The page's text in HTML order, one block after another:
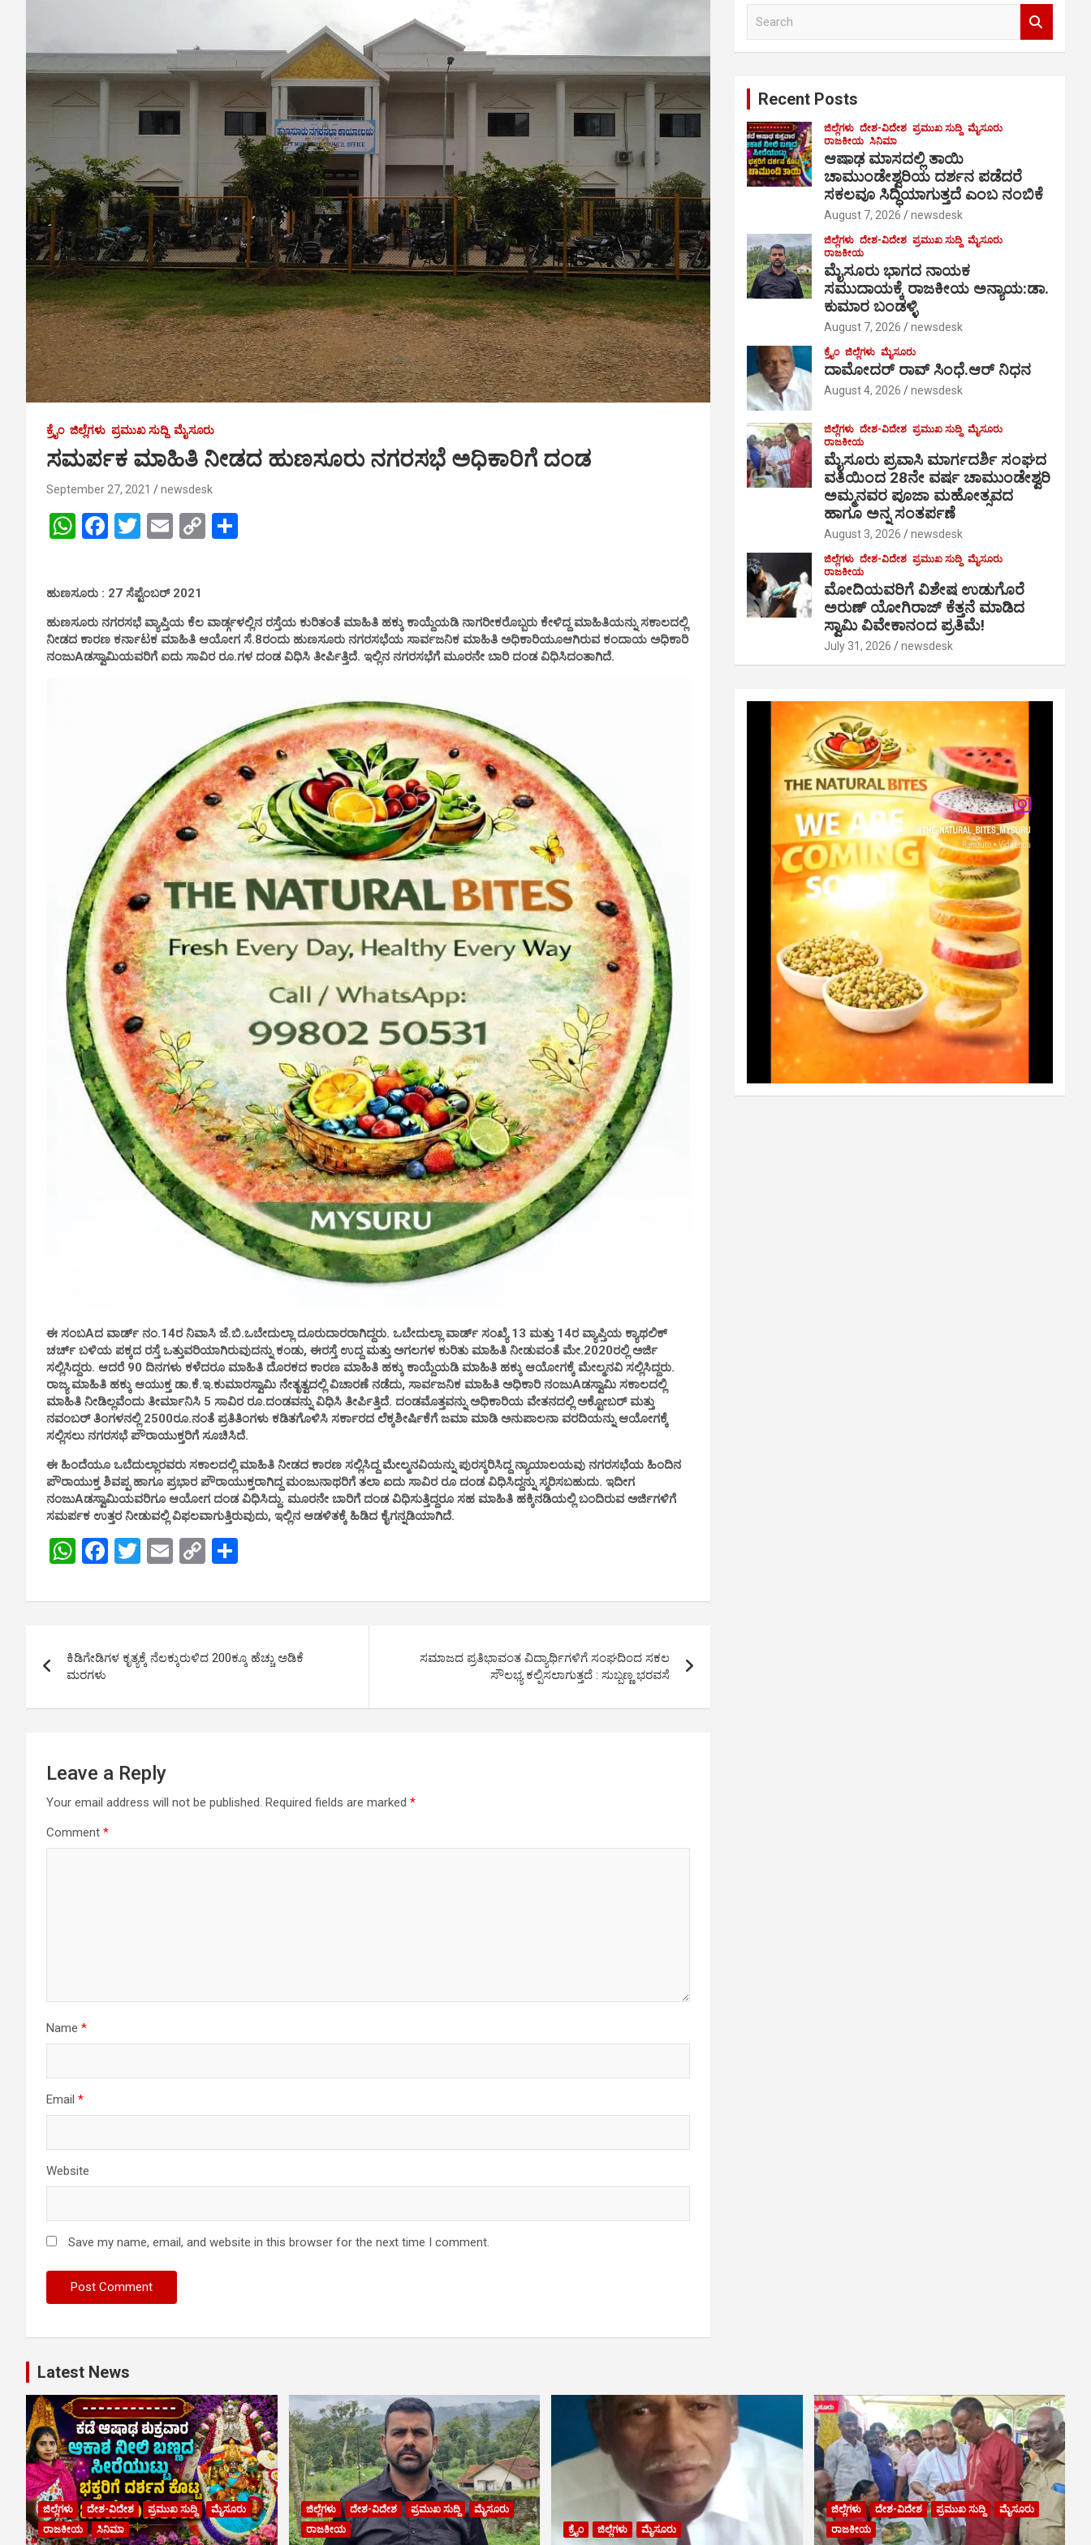
ಕ್ರೈಂ ಜಿಲ್ಲೆಗಳು ಪ್ರಮುಖ ಸುದ್ದಿ ಮೈಸೂರು
ಸಮರ್ಪಕ ಮಾಹಿತಿ ನೀಡದ ಹುಣಸೂರು ನಗರಸಭೆ ಅಧಿಕಾರಿಗೆ ದಂಡ
September 27, 2021 newsdesk
W
s
A
p
F
b
o
o
T
er
E
C
n
k
ಹುಣಸೂರು : 27 ಸೆಪ್ಟೆಂಬರ್ 2021
ಹುಣಸೂರು ನಗರಸಭೆ ವ್ಯಾಪ್ತಿಯ ಕೆಲ ವಾರ್ಡ್ಗಳಲ್ಲಿನ ರಸ್ತೆಯ ಕುರಿತಂತೆ ಮಾಹಿತಿ ಹಕ್ಕು ಕಾಯ್ದೆಯಡಿ ನಾಗರೀಕರೊಬ್ಬರು ಕೇಳಿದ್ದ ಮಾಹಿತಿಯನ್ನು ಸಕಾಲದಲ್ಲಿ
ನೀಡದ ಕಾರಣ ಕರ್ನಾಟಕ ಮಾಹಿತಿ ಆಯೋಗ ಸೆ.8ರಂದು ಹುಣಸೂರು ನಗರಸಭೆಯ ಸಾರ್ವಜನಿಕ ಮಾಹಿತಿ ಅಧಿಕಾರಿಯೂಆಗಿರುವ ಕಂದಾಯ ಅಧಿಕಾರಿ
ನಂಜುAಡಸ್ವಾಮಿಯವರಿಗೆ ಐದು ಸಾವಿರ ರೂ.ಗಳ ದಂಡ ವಿಧಿಸಿ ತೀರ್ಪಿತ್ತಿದೆ. ಇಲ್ಲಿನ ನಗರಸಭೆಗೆ ಮೂರನೇ ಬಾರಿ ದಂಡ ವಿಧಿಸಿದಂತಾಗಿದೆ.
ಈ ಸಂಬAದ ವಾರ್ಡ್ ನಂ.14ರ ನಿವಾಸಿ ಜೆ.ಬಿ.ಒಬೇದುಲ್ಲಾ ದೂರುದಾರರಾಗಿದ್ದರು. ಒಬೇದುಲ್ಲಾ ವಾರ್ಡ್ ಸಂಖ್ಯೆ 13 ಮತ್ತು 14ರ ವ್ಯಾಪ್ತಿಯ ಕ್ಯಾಥಲಿಕ್
ಚರ್ಚ್ ಬಳಿಯ ಪಕ್ಕದ ರಸ್ತೆ ಒತ್ತುವರಿಯಾಗಿರುವುದನ್ನು ಕಂಡು, ಈರಸ್ತೆ ಉದ್ದ ಮತ್ತು ಅಗಲಗಳ ಕುರಿತು ಮಾಹಿತಿ ನೀಡುವಂತೆ ಮೇ.2020ರಲ್ಲಿ ಅರ್ಜಿ
ಸಲ್ಲಿಸಿದ್ದರು. ಆದರೆ 90 ದಿನಗಳು ಕಳೆದರೂ ಮಾಹಿತಿ ದೊರಕದ ಕಾರಣ ಮಾಹಿತಿ ಹಕ್ಕು ಕಾಯ್ದೆಯಡಿ ಮಾಹಿತಿ ಹಕ್ಕು ಆಯೋಗಕ್ಕೆ ಮೇಲ್ಮನವಿ ಸಲ್ಲಿಸಿದ್ದರು.
ರಾಜ್ಯ ಮಾಹಿತಿ ಹಕ್ಕು ಆಯುಕ್ತ ಡಾ.ಕೆ.ಇ.ಕುಮಾರಸ್ವಾಮಿ ನೇತೃತ್ವದಲ್ಲಿ ವಿಚಾರಣೆ ನಡೆದು, ಸಾರ್ವಜನಿಕ ಮಾಹಿತಿ ಅಧಿಕಾರಿ ನಂಜುAಡಸ್ವಾಮಿ ಸಕಾಲದಲ್ಲಿ
ಮಾಹಿತಿ ನೀಡಿಲ್ಲವೆಂದು ತೀರ್ಮಾನಿಸಿ 5 ಸಾವಿರ ರೂ.ದಂಡವನ್ನು ವಿಧಿಸಿ ತೀರ್ಪಿತ್ತಿದೆ. ದಂಡಮೊತ್ತವನ್ನು ಅಧಿಕಾರಿಯ ವೇತನದಲ್ಲಿ ಅಕ್ಟೋಬರ್ ಮತ್ತು
ನವಂಬರ್ ತಿಂಗಳನಲ್ಲಿ 2500ರೂ.ನಂತೆ ಪ್ರತಿತಿಂಗಳು ಕಡಿತಗೊಳಿಸಿ ಸರ್ಕಾರದ ಲೆಕ್ಕಶೀರ್ಷಿಕೆಗೆ ಜಮಾ ಮಾಡಿ ಅನುಪಾಲನಾ ವರದಿಯನ್ನು ಆಯೋಗಕ್ಕೆ
ಸಲ್ಲಿಸಲು ನಗರಸಭೆ ಪೌರಾಯುಕ್ತರಿಗೆ ಸೂಚಿಸಿದೆ.
ಈ ಹಿಂದೆಯೂ ಒಬೆದುಲ್ಲಾರವರು ಸಕಾಲದಲ್ಲಿ ಮಾಹಿತಿ ನೀಡದ ಕಾರಣ ಸಲ್ಲಿಸಿದ್ದ ಮೇಲ್ಮನವಿಯನ್ನು ಪುರಸ್ಕರಿಸಿದ್ದ ನ್ಯಾಯಾಲಯವು ನಗರಸಭೆಯ ಹಿಂದಿನ
ಪೌರಾಯುಕ್ತ ಶಿವಪ್ಪ ಹಾಗೂ ಪ್ರಭಾರ ಪೌರಾಯುಕ್ತರಾಗಿದ್ದ ಮಂಜುನಾಥರಿಗೆ ತಲಾ ಐದು ಸಾವಿರ ರೂ ದಂಡ ವಿಧಿಸಿದ್ದನ್ನು ಸ್ಮರಿಸಬಹುದು. ಇದೀಗ
ನಂಜುAಡಸ್ವಾಮಿಯವರಿಗೂ ಆಯೋಗ ದಂಡ ವಿಧಿಸಿದ್ದು. ಮೂರನೇ ಬಾರಿಗೆ ದಂಡ ವಿಧಿಸುತ್ತಿದ್ದರೂ ಸಹ ಮಾಹಿತಿ ಹಕ್ಕಿನಡಿಯಲ್ಲಿ ಬಂದಿರುವ ಅರ್ಜಿಗಳಿಗೆ
ಸಮರ್ಪಕ ಉತ್ತರ ನೀಡುವಲ್ಲಿ ವಿಫಲವಾಗುತ್ತಿರುವುದು, ಇಲ್ಲಿನ ಆಡಳಿತಕ್ಕೆ ಹಿಡಿದ ಕೈಗನ್ನಡಿಯಾಗಿದೆ.
W
at
A
p
p
F
ce
o
k
T
tt
E
ail
C
py
n
ar
navigation
ಕಿಡಿಗೇಡಿಗಳ ಕೃತ್ಯಕ್ಕೆ ನೆಲಕ್ಕುರುಳಿದ 200ಕ್ಕೂ ಹೆಚ್ಚು ಅಡಿಕೆ
ಮರಗಳು
ಸಮಾಜದ ಪ್ರತಿಭಾವಂತ ವಿದ್ಯಾರ್ಥಿಗಳಿಗೆ ಸಂಘದಿಂದ ಸಕಲ
ಸೌಲಭ್ಯ ಕಲ್ಪಿಸಲಾಗುತ್ತದೆ : ಸುಬ್ಬಣ್ಣ ಭರವಸೆ
Leave a Reply
Your email address will not be published. Required fields are marked *
Comment *
Name *
Email *
Website
Save my name, email, and website in this browser for the next time I comment.
Recent Posts
ಜಿಲ್ಲೆಗಳು ದೇಶ-ವಿದೇಶ ಪ್ರಮುಖ ಸುದ್ದಿ ಮೈಸೂರು
ರಾಜಕೀಯ ಸಿನಿಮಾ
ಆಷಾಢ ಮಾಸದಲ್ಲಿ ತಾಯಿ
ಚಾಮುಂಡೇಶ್ವರಿಯ ದರ್ಶನ ಪಡೆದರೆ
ಸಕಲವೂ ಸಿದ್ಧಿಯಾಗುತ್ತದೆ ಎಂಬ ನಂಬಿಕೆ
August 7, 2026 newsdesk
ಜಿಲ್ಲೆಗಳು ದೇಶ-ವಿದೇಶ ಪ್ರಮುಖ ಸುದ್ದಿ ಮೈಸೂರು
ರಾಜಕೀಯ
ಮೈಸೂರು ಭಾಗದ ನಾಯಕ
ಸಮುದಾಯಕ್ಕೆ ರಾಜಕೀಯ ಅನ್ಯಾಯ:ಡಾ.
ಕುಮಾರ ಬಂಡಳ್ಳಿ
August 7, 2026 newsdesk
ಕ್ರೈಂ ಜಿಲ್ಲೆಗಳು ಮೈಸೂರು
ದಾಮೋದರ್ ರಾವ್ ಸಿಂಧೆ.ಆರ್ ನಿಧನ
August 4, 2026 newsdesk
ಜಿಲ್ಲೆಗಳು ದೇಶ-ವಿದೇಶ ಪ್ರಮುಖ ಸುದ್ದಿ ಮೈಸೂರು
ರಾಜಕೀಯ
ಮೈಸೂರು ಪ್ರವಾಸಿ ಮಾರ್ಗದರ್ಶಿ ಸಂಘದ
ವತಿಯಿಂದ 28ನೇ ವರ್ಷ ಚಾಮುಂಡೇಶ್ವರಿ
ಅಮ್ಮನವರ ಪೂಜಾ ಮಹೋತ್ಸವದ
ಹಾಗೂ ಅನ್ನ ಸಂತರ್ಪಣೆ
August 3, 2026 newsdesk
ಜಿಲ್ಲೆಗಳು ದೇಶ-ವಿದೇಶ ಪ್ರಮುಖ ಸುದ್ದಿ ಮೈಸೂರು
ರಾಜಕೀಯ
ಮೋದಿಯವರಿಗೆ ವಿಶೇಷ ಉಡುಗೊರೆ
ಅರುಣ್ ಯೋಗಿರಾಜ್ ಕೆತ್ತನೆ ಮಾಡಿದ
ಸ್ವಾಮಿ ವಿವೇಕಾನಂದ ಪ್ರತಿಮೆ!
July 31, 2026 newsdesk
Latest News
ಜಿಲ್ಲೆಗಳು ದೇಶ-ವಿದೇಶ ಪ್ರಮುಖ ಸುದ್ದಿ
ಮೈಸೂರು
ರಾಜಕೀಯ
ಸಿನಿಮಾ
ಜಿಲ್ಲೆಗಳು ದೇಶ-ವಿದೇಶ ಪ್ರಮುಖ ಸುದ್ದಿ
ಮೈಸೂರು
ರಾಜಕೀಯ
ಕ್ರೈಂ ಜಿಲ್ಲೆಗಳು ಮೈಸೂರು
ಜಿಲ್ಲೆಗಳು ದೇಶ-ವಿದೇಶ ಪ್ರಮುಖ ಸುದ್ದಿ
ಮೈಸೂರು
ರಾಜಕೀಯ